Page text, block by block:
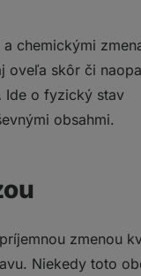
chemickými
oveľa skôr či
Ide o fyzický stav
obsahmi.
zmenou
Niekedy toto